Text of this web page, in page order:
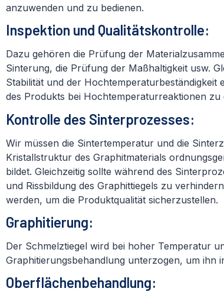
anzuwenden und zu bedienen.
Inspektion und Qualitätskontrolle:
Dazu gehören die Prüfung der
Sinterung, die Prüfung der Maßhaltigkeit usw.
Stabilität und der
des Produkts bei Hochtemperaturreaktionen zu
Kontrolle des Sinterprozesses:
Wir müssen die Sintertemperatur und die
Kristallstruktur des Graphitmaterials
bildet. Gleichzeitig sollte während des
und Rissbildung des Graphittiegels zu
werden, um die Produktqualität sicherzustellen.
Graphitierung:
Der Schmelztiegel wird bei hoher Temperatur
Graphitierungsbehandlung unterzogen, um ihn
Oberflächenbehandlung: